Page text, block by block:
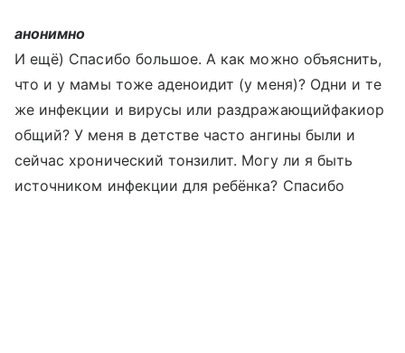
анонимно
И ещё) Спасибо большое. А как можно объяснить,
что и у мамы тоже аденоидит (у меня)? Одни и те
же инфекции и вирусы или раздражающийфакиор
общий? У меня в детстве часто ангины были и
сейчас хронический тонзилит. Могу ли я быть
источником инфекции для ребёнка? Спасибо